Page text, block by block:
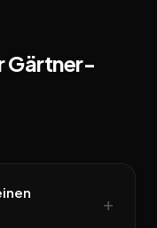
Gärtner-